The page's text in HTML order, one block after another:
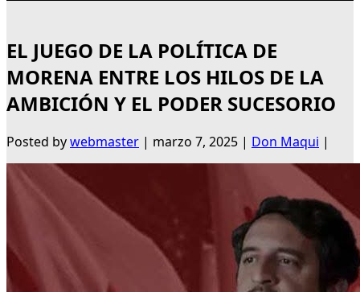
EL JUEGO DE LA POLÍTICA DE
MORENA ENTRE LOS HILOS DE LA
AMBICIÓN Y EL PODER SUCESORIO
Posted bywebmaster | marzo 7, 2025 | Don Maqui |